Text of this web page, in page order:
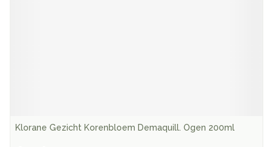
Klorane Gezicht Korenbloem Demaquill. Ogen 200ml